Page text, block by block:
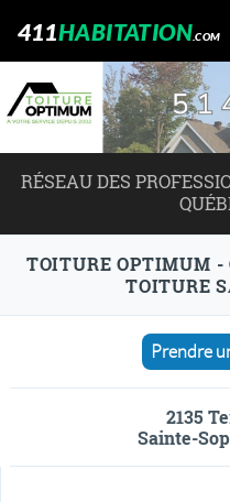
411HABITATION.COM
RÉSEAU DES
TOITURE OPTIMUM -
TOITURE
Prendre
2135
Sainte-